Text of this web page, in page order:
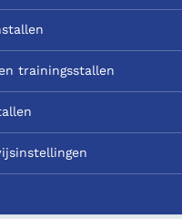
trainingsstallen